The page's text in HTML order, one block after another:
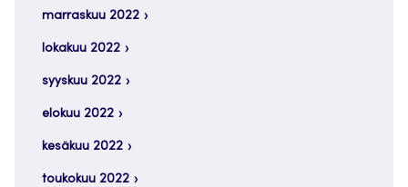
marraskuu 2022
lokakuu 2022
syyskuu 2022
elokuu 2022
kesäkuu 2022
toukokuu 2022